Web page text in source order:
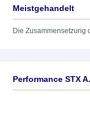
Meistgehandelt
Die Zusammensetzung
Performance STX